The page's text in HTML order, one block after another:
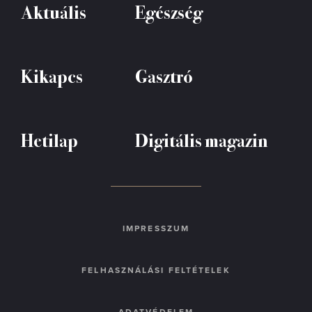
Aktuális Egészség
Kikapcs Gasztró
Hetilap Digitális magazin
IMPRESSZUM
FELHASZNÁLÁSI FELTÉTELEK